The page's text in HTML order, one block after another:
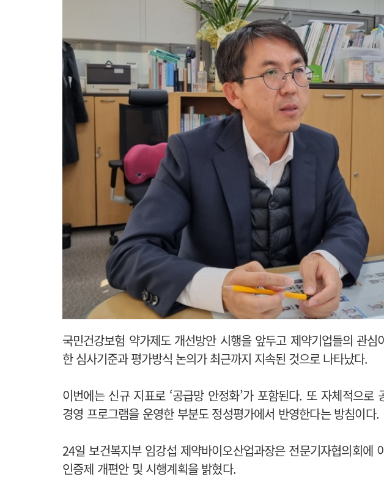
국민건강보험 약가제도 개선방안 시행을 앞두고 제약기업들의 관심
한 심사기준과 평가방식 논의가 최근까지 지속된 것으로 나타났다.
이번에는 신규 지표로 ‘공급망 안정화’가 포함된다. 또 자체적으로
경영 프로그램을 운영한 부분도 정성평가에서 반영한다는 방침이다.
24일 보건복지부 임강섭 제약바이오산업과장은 전문기자협의회에
인증제 개편안 및 시행계획을 밝혔다.